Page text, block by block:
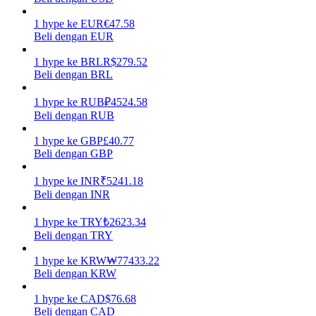
Menghasilkan
Dapatkan imbalan kompetitif setiap hari
1 hype ke EUR€47.58
Beli dengan EUR
1 hype ke BRLR$279.52
Beli dengan BRL
1 hype ke RUB₽4524.58
Beli dengan RUB
1 hype ke GBP£40.77
Beli dengan GBP
1 hype ke INR₹5241.18
Beli dengan INR
1 hype ke TRY₺2623.34
Beli dengan TRY
1 hype ke KRW₩77433.22
Beli dengan KRW
1 hype ke CAD$76.68
Beli dengan CAD